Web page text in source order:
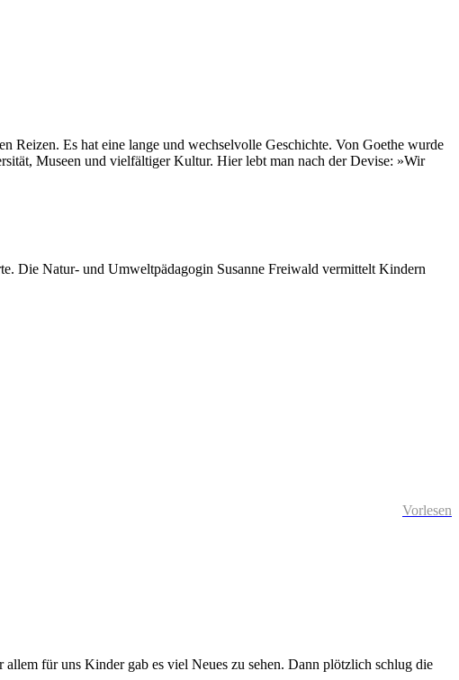
Reizen. Es hat eine lange und wechselvolle Geschichte. Von Goethe wurde
Museen und vielfältiger Kultur. Hier lebt man nach der Devise: »Wir
Die Natur- und Umweltpädagogin Susanne Freiwald vermittelt Kindern
Vorlesen
für uns Kinder gab es viel Neues zu sehen. Dann plötzlich schlug die